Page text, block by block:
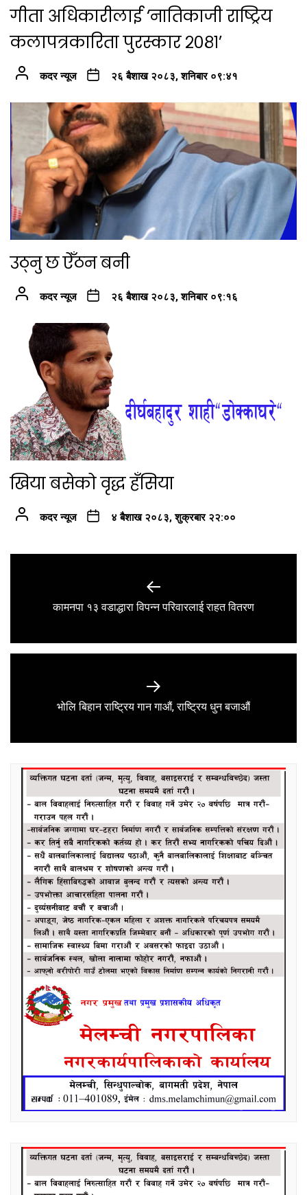
गीता अधिकारीलाई ‘नातिकाजी राष्ट्रिय
कलापत्रकारिता पुरस्कार २०८१’
कदर न्यूज २६ बैशाख २०८३, शनिबार ०९:४१
उठ्नु छ ऐँठन बनी
कदर न्यूज २६ बैशाख २०८३, शनिबार ०९:१६
खिया बसेको वृद्ध हँसिया
कदर न्यूज ४ बैशाख २०८३, शुक्रबार २२:००
Previous
कामनपा १३ वडाद्धारा विपन्न परिवारलाई राहत वितरण
Next
भोलि बिहान राष्ट्रिय गान गाऔं, राष्ट्रिय धुन बजाऔं